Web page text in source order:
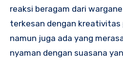
reaksi beragam dari
terkesan dengan kreativitas
namun juga ada yang
nyaman dengan suasana